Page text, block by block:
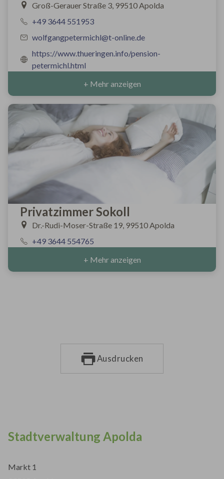
Groß-Gerauer Straße 3, 99510 Apolda
+49 3644 551953
wolfgangpetermichl@t-online.de
https://www.thueringen.info/pension-
petermichl.html
+ Mehr anzeigen
Privatzimmer Sokoll
Dr.-Rudi-Moser-Straße 19, 99510 Apolda
+49 3644 554765
+ Mehr anzeigen
Ausdrucken
Stadtverwaltung Apolda
Markt 1